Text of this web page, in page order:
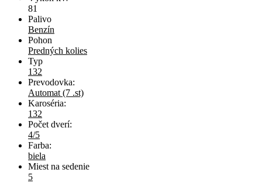
81
Palivo
Benzín
Pohon
Predných kolies
Typ
132
Prevodovka:
Automat (7 .st)
Karoséria:
132
Počet dverí:
4/5
Farba:
biela
Miest na sedenie
5